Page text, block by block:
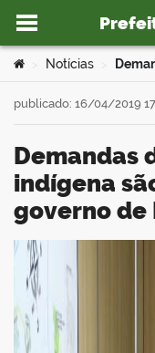
Ir para o conteúdo
portal
Você está aqui:
Notícias
Demandas da comunidade
indígena
governo de
publicado: 16/04/2019